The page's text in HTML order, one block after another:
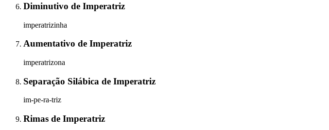
Diminutivo de Imperatriz
imperatrizinha
Aumentativo de Imperatriz
imperatrizona
Separação Silábica de Imperatriz
im-pe-ra-triz
Rimas de Imperatriz